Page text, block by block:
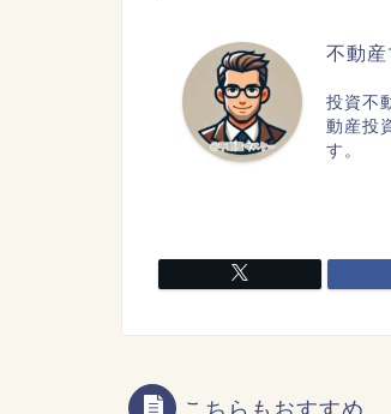
不動産
投資不
動産投
す。
こちらもおすすめ